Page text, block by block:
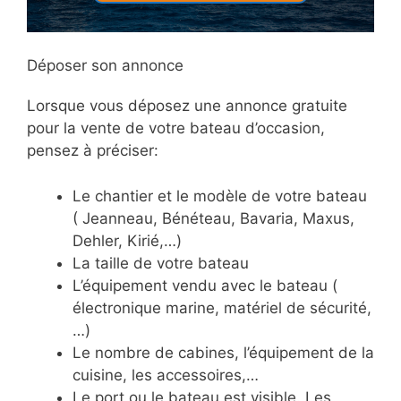
Déposer son annonce
Lorsque vous déposez une annonce gratuite
pour la vente de votre bateau d’occasion,
pensez à préciser:
Le chantier et le modèle de votre bateau
( Jeanneau, Bénéteau, Bavaria, Maxus,
Dehler, Kirié,…)
La taille de votre bateau
L’équipement vendu avec le bateau (
électronique marine, matériel de sécurité,
…)
Le nombre de cabines, l’équipement de la
cuisine, les accessoires,…
Le port ou le bateau est visible. Les